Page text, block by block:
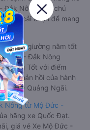
Đắk Nông luôn chú
cải thiện để mang
Nông giường nằm tốt
Mil - Đắk Nông
lượng Tốt với điểm
phản hồi của hành
Đức - Quảng Ngãi.
Nông từ Mộ Đức -
hãng xe Quốc Đạt.
giá vé Xe Mộ Đức -